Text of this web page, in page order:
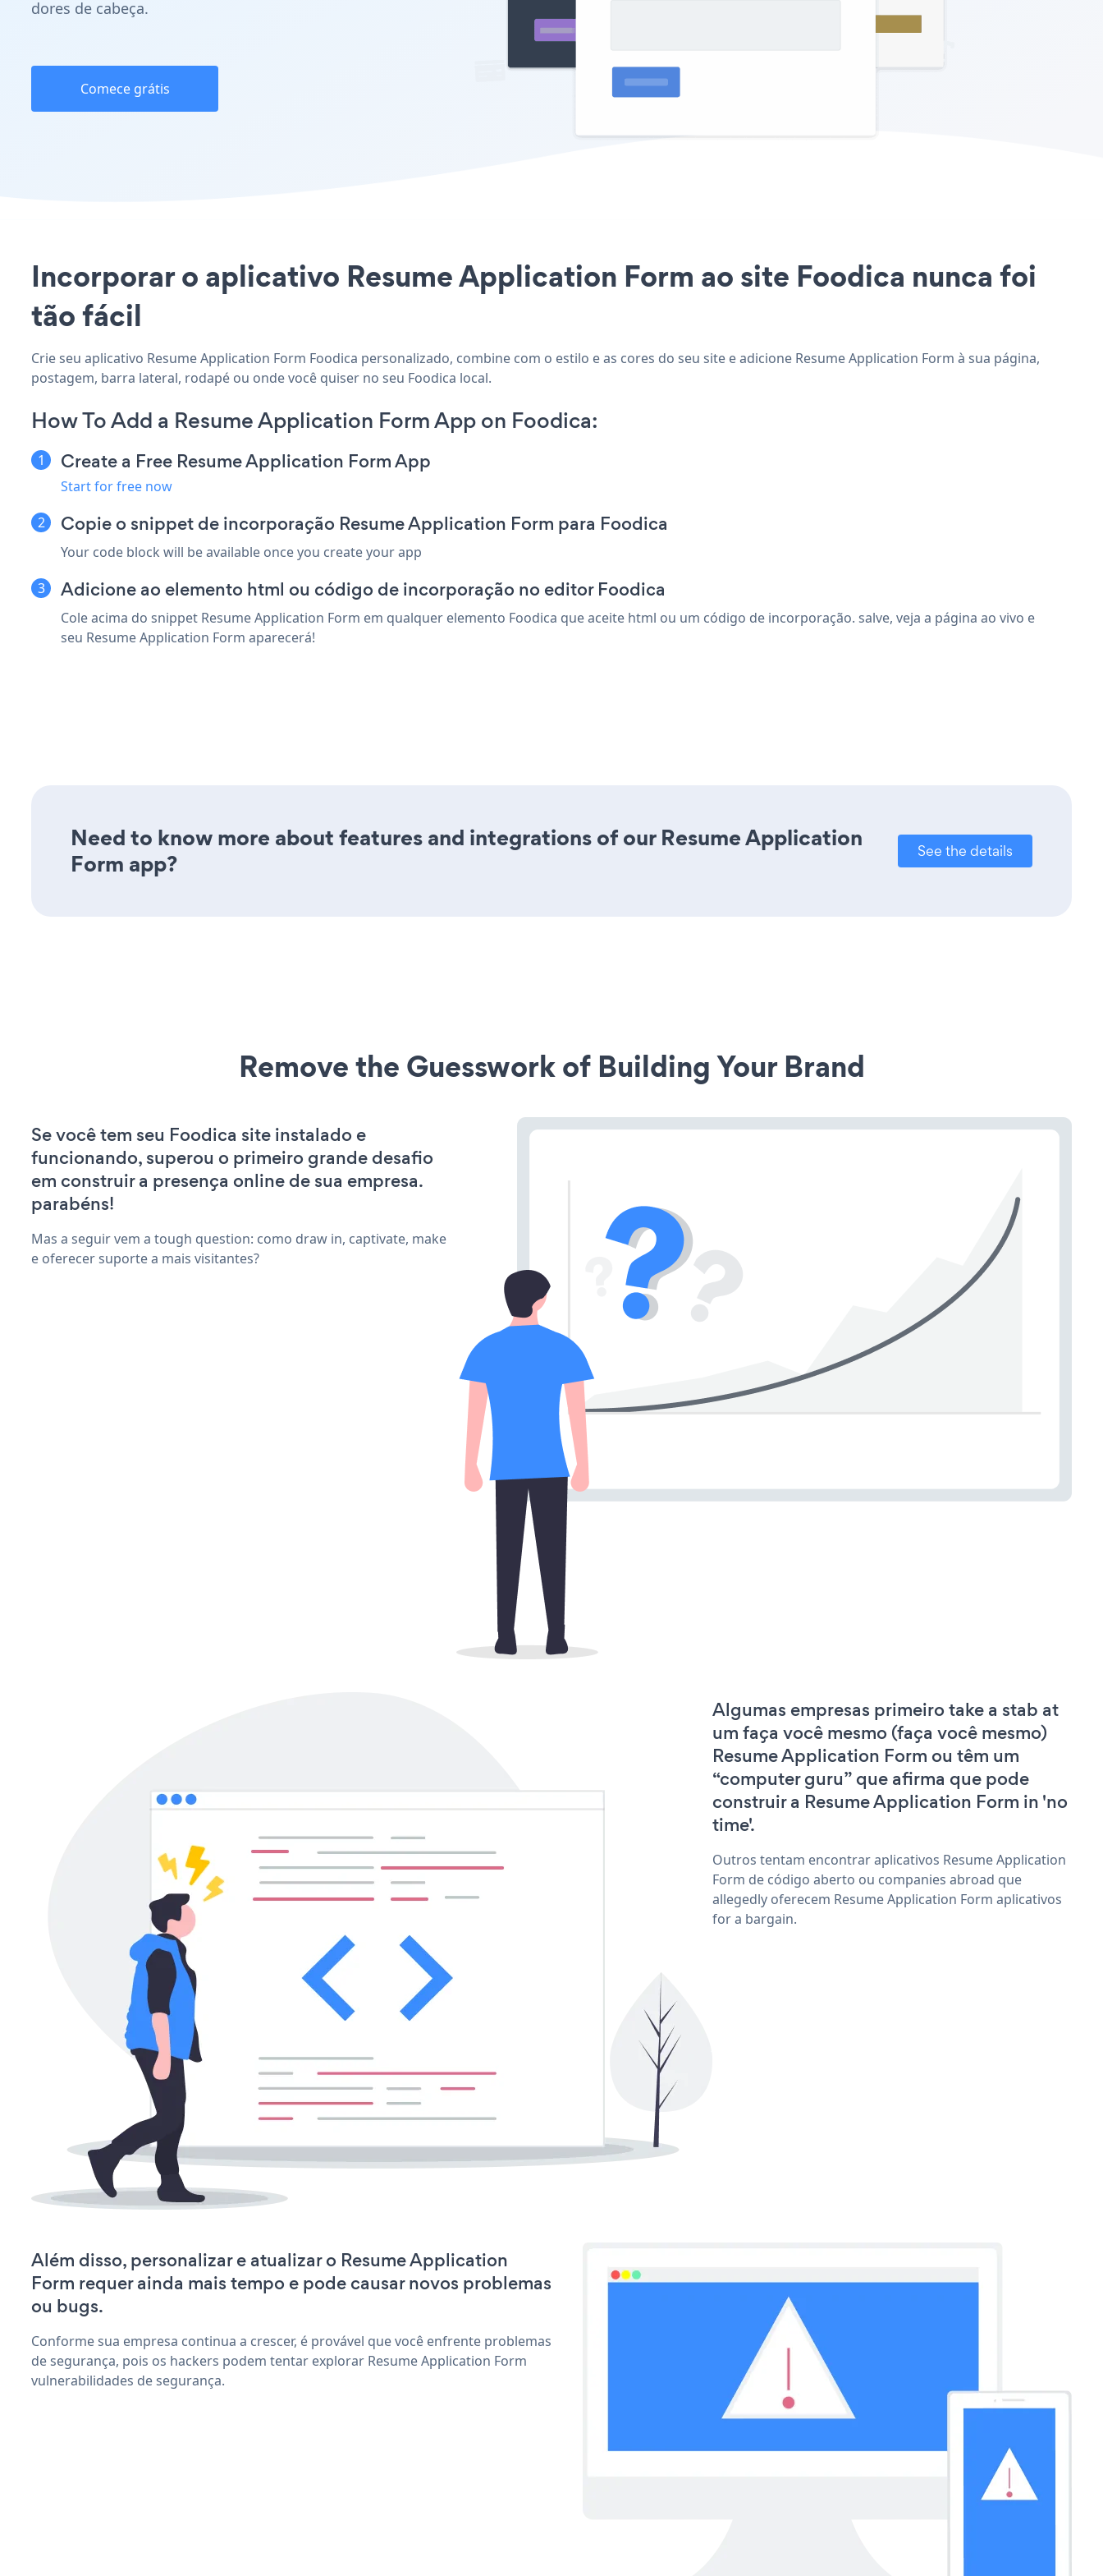
dores de cabeça.
Comece grátis
Incorporar o aplicativo Resume Application Form ao site Foodica nunca foi
tão fácil
Crie seu aplicativo Resume Application Form Foodica personalizado, combine com o estilo e as cores do seu site e adicione Resume Application Form à sua página,
postagem, barra lateral, rodapé ou onde você quiser no seu Foodica local.
How To Add a Resume Application Form App on Foodica:
Create a Free Resume Application Form App
Start for free now
Copie o snippet de incorporação Resume Application Form para Foodica
Your code block will be available once you create your app
Adicione ao elemento html ou código de incorporação no editor Foodica
Cole acima do snippet Resume Application Form em qualquer elemento Foodica que aceite html ou um código de incorporação. salve, veja a página ao vivo e
seu Resume Application Form aparecerá!
Need to know more about features and integrations of our Resume Application
Form app?
See the details
Remove the Guesswork of Building Your Brand
Se você tem seu Foodica site instalado e
funcionando, superou o primeiro grande desafio
em construir a presença online de sua empresa.
parabéns!
Mas a seguir vem a tough question: como draw in, captivate, make
e oferecer suporte a mais visitantes?
Algumas empresas primeiro take a stab at
um faça você mesmo (faça você mesmo)
Resume Application Form ou têm um
“computer guru” que afirma que pode
construir a Resume Application Form in 'no
time'.
Outros tentam encontrar aplicativos Resume Application
Form de código aberto ou companies abroad que
allegedly oferecem Resume Application Form aplicativos
for a bargain.
Além disso, personalizar e atualizar o Resume Application
Form requer ainda mais tempo e pode causar novos problemas
ou bugs.
Conforme sua empresa continua a crescer, é provável que você enfrente problemas
de segurança, pois os hackers podem tentar explorar Resume Application Form
vulnerabilidades de segurança.